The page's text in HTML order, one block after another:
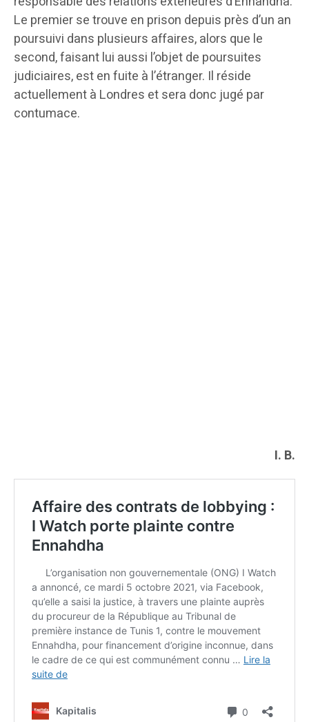
Le premier se trouve en prison depuis près d’un an
poursuivi dans plusieurs affaires, alors que le
second, faisant lui aussi l’objet de poursuites
judiciaires, est en fuite à l’étranger. Il réside
actuellement à Londres et sera donc jugé par
contumace.
I. B.